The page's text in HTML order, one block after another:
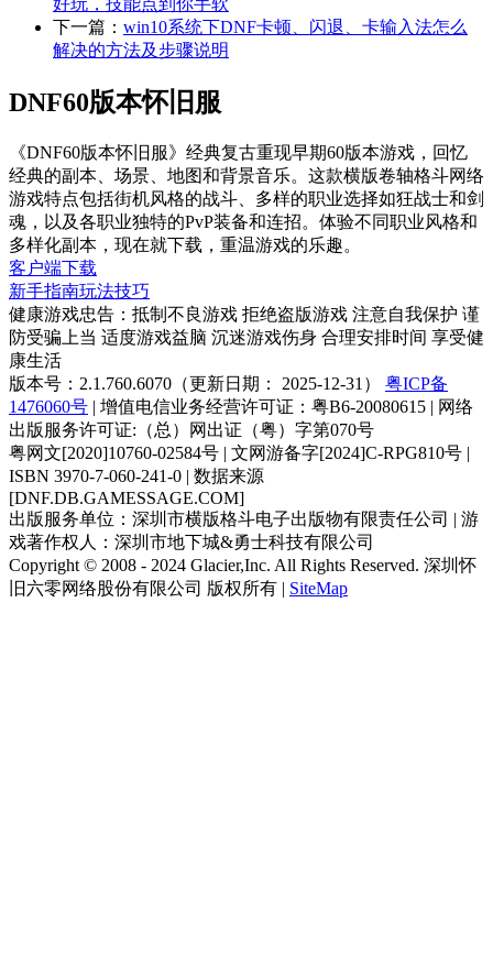
好玩，技能点到你手软
下一篇： win10系统下DNF卡顿、闪退、卡输入法怎么
解决的方法及步骤说明
DNF60版本怀旧服
《DNF60版本怀旧服》经典复古重现早期60版本游戏，回忆
经典的副本、场景、地图和背景音乐。这款横版卷轴格斗网络
游戏特点包括街机风格的战斗、多样的职业选择如狂战士和剑
魂，以及各职业独特的PvP装备和连招。体验不同职业风格和
多样化副本，现在就下载，重温游戏的乐趣。
客户端下载
新手指南玩法技巧
健康游戏忠告：抵制不良游戏 拒绝盗版游戏 注意自我保护 谨
防受骗上当 适度游戏益脑 沉迷游戏伤身 合理安排时间 享受健
康生活
版本号：2.1.760.6070（更新日期： 2025-12-31）
粤ICP备
1476060号 | 增值电信业务经营许可证：粤B6-20080615 | 网络
出版服务许可证:（总）网出证（粤）字第070号
粤网文[2020]10760-02584号 | 文网游备字[2024]C-RPG810号 |
ISBN 3970-7-060-241-0 | 数据来源
[DNF.DB.GAMESSAGE.COM]
出版服务单位：深圳市横版格斗电子出版物有限责任公司 | 游
戏著作权人：深圳市地下城&勇士科技有限公司
Copyright © 2008 - 2024 Glacier,Inc. All Rights Reserved. 深圳怀
旧六零网络股份有限公司 版权所有 | SiteMap